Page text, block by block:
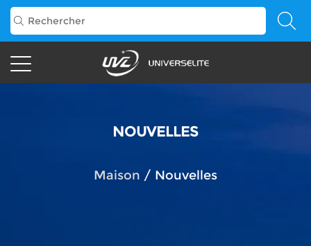
NOUVELLES
Maison / Nouvelles